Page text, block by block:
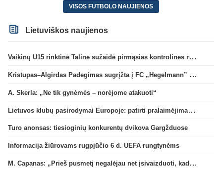
VISOS FUTBOLO NAUJIENOS
Lietuviškos naujienos
Vaikinų U15 rinktinė Taline sužaidė pirmąsias kontrolines rungtynes
Kristupas–Algirdas Padegimas sugrįžta į FC „Hegelmann” B sudėtį
A. Skerla: „Ne tik gynėmės – norėjome atakuoti“
Lietuvos klubų pasirodymai Europoje: patirti pralaimėjimai Kroatijos atstovams
Turo anonsas: tiesioginių konkurentų dvikova Gargžduose
Informacija žiūrovams rugpjūčio 6 d. UEFA rungtynėms
M. Capanas: „Prieš pusmetį negalėjau net įsivaizduoti, kad žaisime prieš „Hajduk“